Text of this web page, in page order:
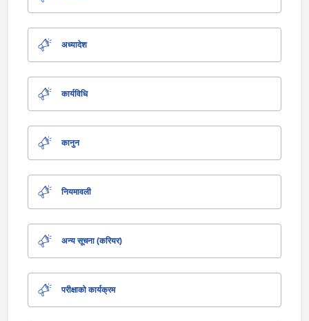
अध्यादेश
कार्यविधि
कानुन
नियमावली
अन्य सूचना (करियर)
परीक्षाको कार्यक्रम